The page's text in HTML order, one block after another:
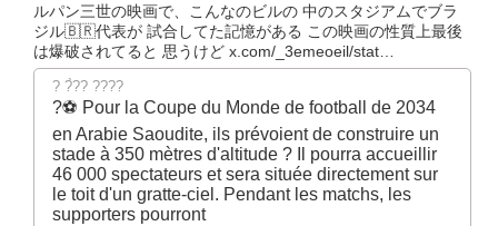
ルパン三世の映画で、こんなのビルの 中のスタジアムでブラ
ジル🇧🇷代表が 試合してた記憶がある この映画の性質上最後
は爆破されてると 思うけど x.com/_3emeoeil/stat…
? ?̀?? ????
?️⚽ Pour la Coupe du Monde de football de 2034
en Arabie Saoudite, ils prévoient de construire un
stade à 350 mètres d'altitude ? Il pourra accueillir
46 000 spectateurs et sera située directement sur
le toit d'un gratte-ciel. Pendant les matchs, les
supporters pourront